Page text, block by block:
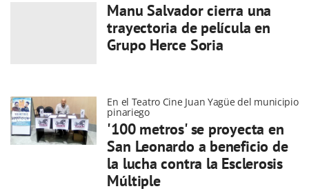
Manu Salvador cierra una
trayectoria de película en
Grupo Herce Soria
En el Teatro Cine Juan Yagüe del municipio
pinariego
'100 metros' se proyecta en
San Leonardo a beneficio de
la lucha contra la Esclerosis
Múltiple